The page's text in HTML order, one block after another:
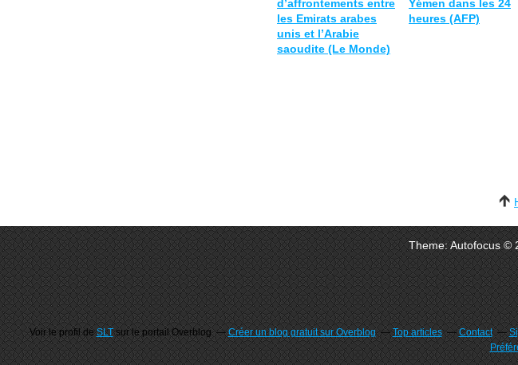
d’affrontements entre
les Emirats arabes
unis et l’Arabie
saoudite (Le Monde)
Yémen dans les 24
heures (AFP)
Theme: Autofocus ©
Voir le profil deSLTsur le portail Overblog Créer un blog gratuit sur Overblog Top articles Contact